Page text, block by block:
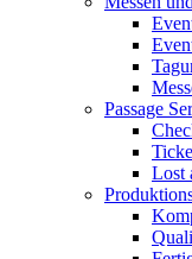
Passage
Lost